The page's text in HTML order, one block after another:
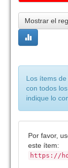
Mostrar el
Los ítems
con todos
indique lo
Por favor,
este ítem:
https://